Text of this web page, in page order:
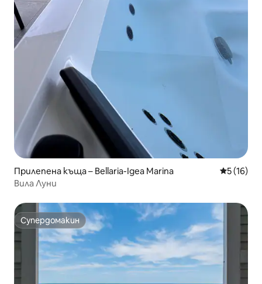
Прилепена къща – Bellaria-Igea Marina Средна
5 (16)
Вила Луни
Супердомакин
Супердомакин